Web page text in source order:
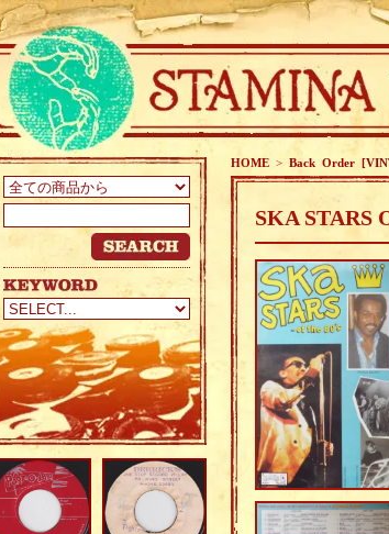
HOME > Back Order
SKA STARS